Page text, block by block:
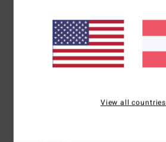
Versand & Rückversand
View all countries